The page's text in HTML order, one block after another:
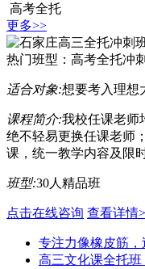
高考全托
更多>>
热门班型： 高考全托冲
适合对象:想要考入理想
课程简介:我校任课老师
绝不轻易更换任课老师
课，统一教学内容及限
班型:30人精品班
点击在线咨询 查看详情
专注力像橡皮筋
高三文化课全托班